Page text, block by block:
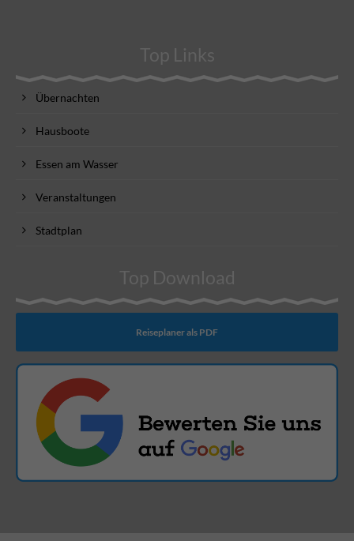
Top Links
Übernachten
Hausboote
Essen am Wasser
Veranstaltungen
Stadtplan
Top Download
Reiseplaner als PDF